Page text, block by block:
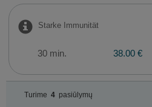
Starke Immunität
30 min. 38.00 €
Turime 4pasiūlymų